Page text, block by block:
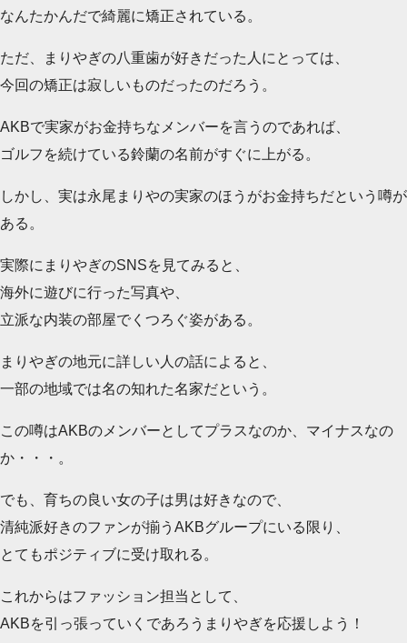
なんたかんだで綺麗に矯正されている。
ただ、まりやぎの八重歯が好きだった人にとっては、
今回の矯正は寂しいものだったのだろう。
AKBで実家がお金持ちなメンバーを言うのであれば、
ゴルフを続けている鈴蘭の名前がすぐに上がる。
しかし、実は永尾まりやの実家のほうがお金持ちだという噂が
ある。
実際にまりやぎのSNSを見てみると、
海外に遊びに行った写真や、
立派な内装の部屋でくつろぐ姿がある。
まりやぎの地元に詳しい人の話によると、
一部の地域では名の知れた名家だという。
この噂はAKBのメンバーとしてプラスなのか、マイナスなの
か・・・。
でも、育ちの良い女の子は男は好きなので、
清純派好きのファンが揃うAKBグループにいる限り、
とてもポジティブに受け取れる。
これからはファッション担当として、
AKBを引っ張っていくであろうまりやぎを応援しよう！